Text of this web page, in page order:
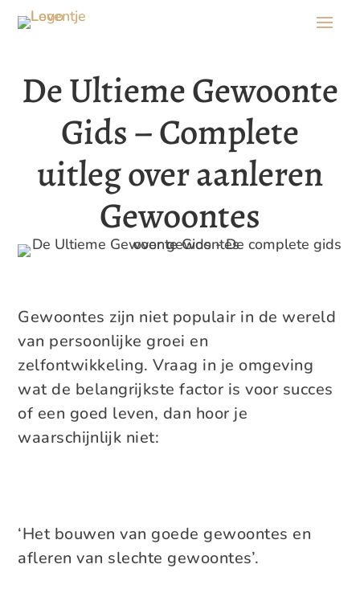
De Ultieme Gewoonte
Gids – Complete
uitleg over aanleren
Gewoontes
Gewoontes zijn niet populair in de wereld
van persoonlijke groei en
zelfontwikkeling. Vraag in je omgeving
wat de belangrijkste factor is voor succes
of een goed leven, dan hoor je
waarschijnlijk niet:
‘Het bouwen van goede gewoontes en
afleren van slechte gewoontes’.